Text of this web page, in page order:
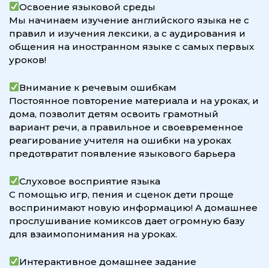
Освоение языковой среды
Мы начинаем изучение английского языка не с
правил и изучения лексики, а с аудирования и
общения на иностранном языке с самых первых
уроков!
Внимание к речевым ошибкам
Постоянное повторение материала и на уроках, и
дома, позволит детям освоить грамотный
вариант речи, а правильное и своевременное
реагирование учителя на ошибки на уроках
предотвратит появление языкового барьера
Слуховое восприятие языка
С помощью игр, пения и сценок дети проще
воспринимают новую информацию! А домашнее
прослушивание комиксов дает огромную базу
для взаимопонимания на уроках.
Интерактивное домашнее задание